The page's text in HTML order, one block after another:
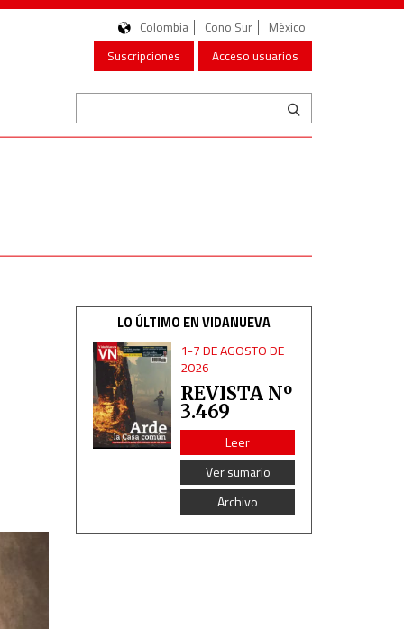
Colombia Cono Sur
México
Suscripciones
Acceso usuarios
LO ÚLTIMO EN VIDANUEVA
1-7 DE AGOSTO DE
2026
REVISTA Nº
3.469
Leer
Ver sumario
Archivo